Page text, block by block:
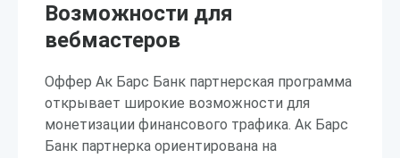
Возможности для
вебмастеров
Оффер Ак Барс Банк партнерская программа
открывает широкие возможности для
монетизации финансового трафика. Ак Барс
Банк партнерка ориентирована на